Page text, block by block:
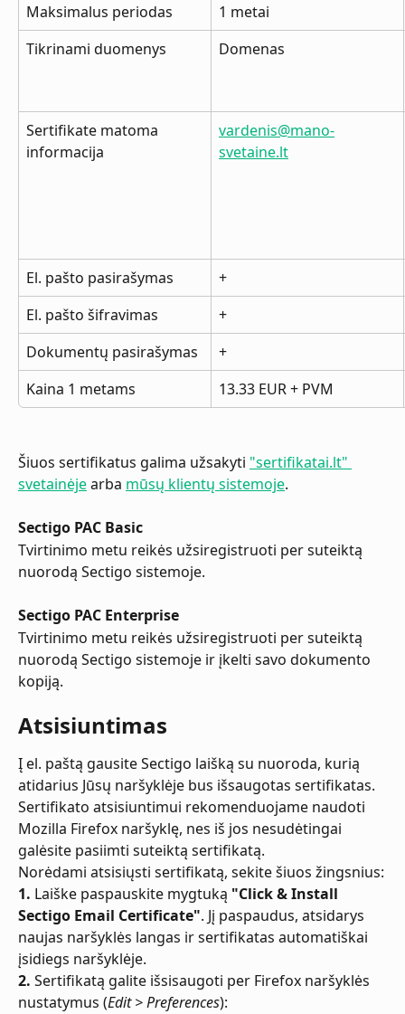
Maksimalus periodas
1 metai
Tikrinami duomenys
Domenas
Sertifikate matoma
informacija
vardenis@mano-
svetaine.lt
El. pašto pasirašymas
+
El. pašto šifravimas
+
Dokumentų pasirašymas
+
Kaina 1 metams
13.33 EUR + PVM
Šiuos sertifikatus galima užsakyti "sertifikatai.lt"
svetainėje arba mūsų klientų sistemoje.
Sectigo PAC Basic
Tvirtinimo metu reikės užsiregistruoti per suteiktą
nuorodą Sectigo sistemoje.
Sectigo PAC Enterprise
Tvirtinimo metu reikės užsiregistruoti per suteiktą
nuorodą Sectigo sistemoje ir įkelti savo dokumento
kopiją.
Atsisiuntimas
Į el. paštą gausite Sectigo laišką su nuoroda, kurią
atidarius Jūsų naršyklėje bus išsaugotas sertifikatas.
Sertifikato atsisiuntimui rekomenduojame naudoti
Mozilla Firefox naršyklę, nes iš jos nesudėtingai
galėsite pasiimti suteiktą sertifikatą.
Norėdami atsisiųsti sertifikatą, sekite šiuos žingsnius:
1. Laiške paspauskite mygtuką "Click & Install
Sectigo Email Certificate". Jį paspaudus, atsidarys
naujas naršyklės langas ir sertifikatas automatiškai
įsidiegs naršyklėje.
2. Sertifikatą galite išsisaugoti per Firefox naršyklės
nustatymus (Edit > Preferences):